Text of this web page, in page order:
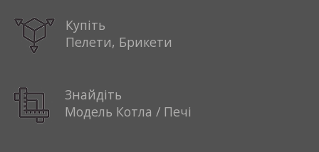
Купіть
Пелети, Брикети
Знайдіть
Модель Котла / Печі